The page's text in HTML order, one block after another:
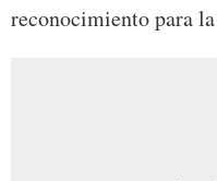
reconocimiento para